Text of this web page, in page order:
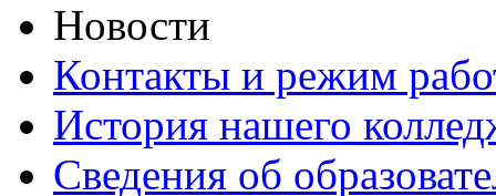
Новости
Контакты и режим
История нашего
Сведения об